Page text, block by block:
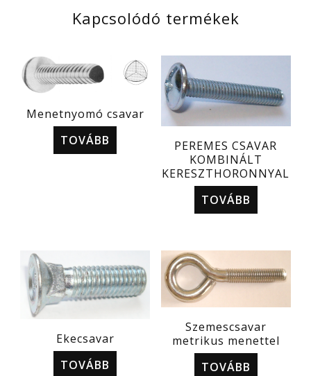
Kapcsolódó termékek
Menetnyomó csavar
TOVÁBB
PEREMES CSAVAR
KOMBINÁLT
KERESZTHORONNYAL
TOVÁBB
Ekecsavar
TOVÁBB
Szemescsavar
metrikus menettel
TOVÁBB